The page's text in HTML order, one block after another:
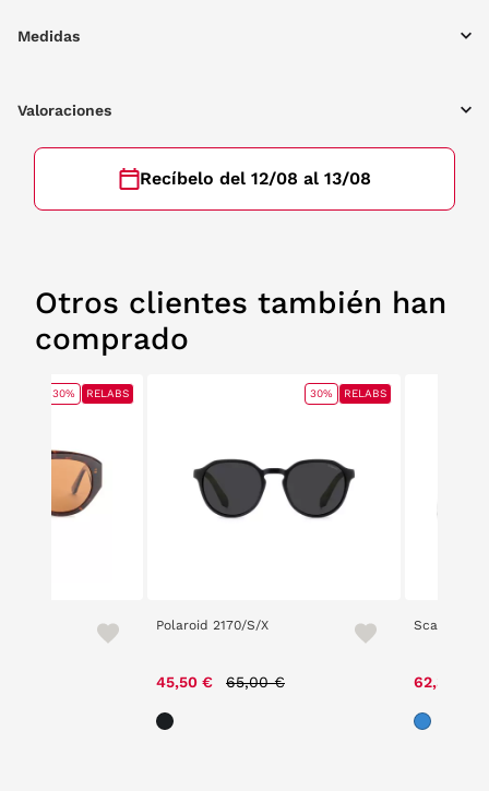
Medidas
Valoraciones
Recíbelo del 12/08 al 13/08
Otros clientes también han
comprado
30% RELABS
Polaroid 2170/S/X
45,50 € 65,00 €
30% RELABS
Scalpers
62,30 €